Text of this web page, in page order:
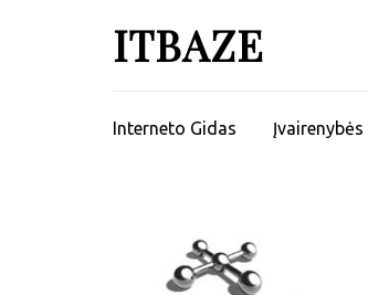
ITBAZE
Interneto Gidas Įvairenybės